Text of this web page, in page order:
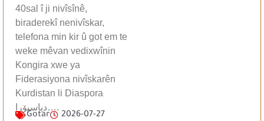
40sal î ji nivîsînê,
biraderekî nenivîskar,
telefona min kir û got em te
weke mêvan vedixwînin
Kongira xwe ya
Fiderasiyona nivîskarên
Kurdistan li Diaspora
دیاسپۆرا….
Gotar 2026-07-27